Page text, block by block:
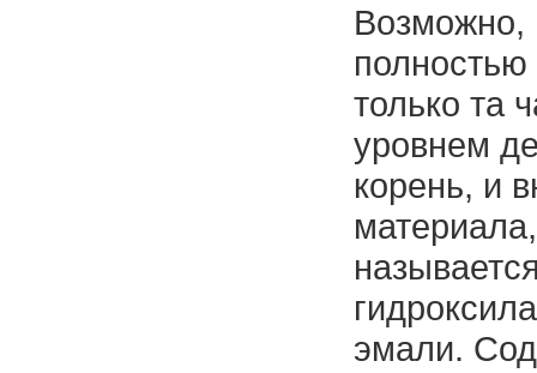
Возможно,
только та
уровнем
корень, и
эмали.